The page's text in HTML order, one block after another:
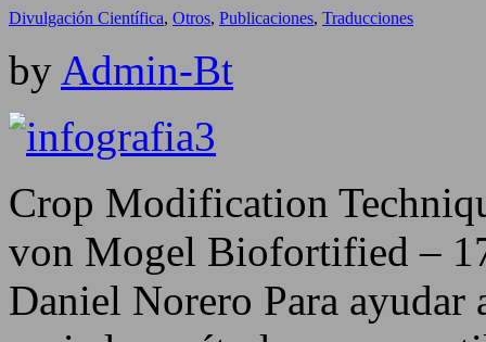
Divulgación Científica, Otros, Publicaciones, Traducciones
by Admin-Bt
Crop Modification
von Mogel Biofortified –
Daniel Norero Para ayudar